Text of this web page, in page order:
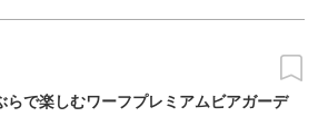
で楽しむワーフプレミアムビアガーデ